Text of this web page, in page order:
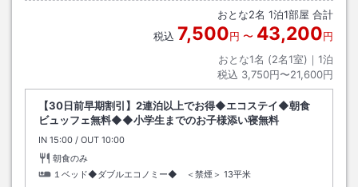
おとな2名 1泊1部屋 合計
税込 7,500円 〜 43,200円
おとな1名 (2名1室)｜ 1泊
税込 3,750円〜21,600円
【30日前早期割引】2連泊以上でお得◆エコステイ◆朝食
ビュッフェ無料◆◆小学生までのお子様添い寝無料
IN チェックイン
15:00 / OUT チェックアウト
10:00
朝食のみ
１ベッド◆ダブルエコノミー◆ ＜禁煙＞ 13平米